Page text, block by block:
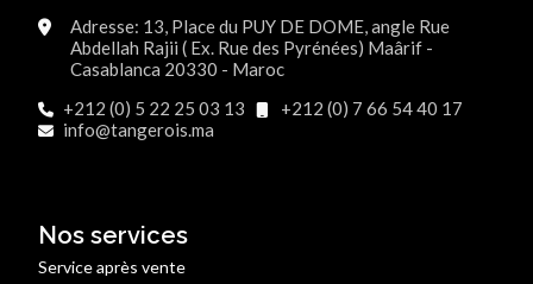
Adresse: 13, Place du PUY DE DOME, angle Rue
Abdellah Rajii ( Ex. Rue des Pyrénées) Maârif -
Casablanca 20330 - Maroc
+212 (0) 5 22 25 03 13
+212 (0) 7 66 54 40 17
info@tangerois.ma
Nos services
Service après vente